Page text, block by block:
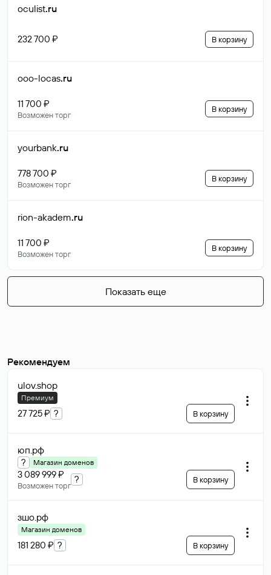
oculist.ru
232 700 ₽ В корзину
ooo-locas.ru
11 700 ₽
Возможен торг
В корзину
yourbank.ru
778 700 ₽
Возможен торг
В корзину
rion-akadem.ru
11 700 ₽
Возможен торг
В корзину
Показать еще
Рекомендуем
ulov.shop
Премиум
27 725 ₽ ? В корзину
юп.рф
? Магазин доменов
3 089 999 ₽
Возможен торг
? В корзину
зшо.рф
Магазин доменов
181 280 ₽ ? В корзину